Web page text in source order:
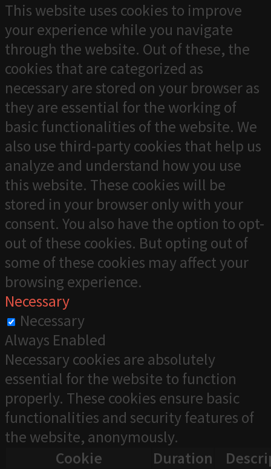
This website uses cookies to improve
your experience while you navigate
through the website. Out of these, the
cookies that are categorized as
necessary are stored on your browser as
they are essential for the working of
basic functionalities of the website. We
also use third-party cookies that help us
analyze and understand how you use
this website. These cookies will be
stored in your browser only with your
consent. You also have the option to opt-
out of these cookies. But opting out of
some of these cookies may affect your
browsing experience.
Necessary
Necessary
Always Enabled
Necessary cookies are absolutely
essential for the website to function
properly. These cookies ensure basic
functionalities and security features of
the website, anonymously.
Cookie
Duration